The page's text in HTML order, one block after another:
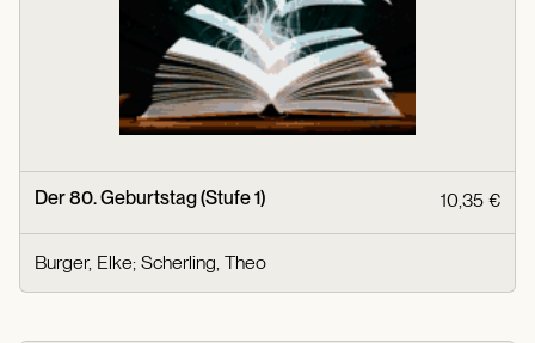
Der 80. Geburtstag (Stufe 1) 10,35 €
Burger, Elke; Scherling, Theo